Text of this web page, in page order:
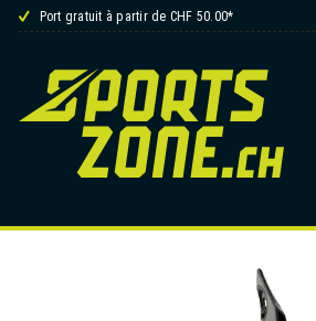
Port gratuit à partir de CHF 50.00*